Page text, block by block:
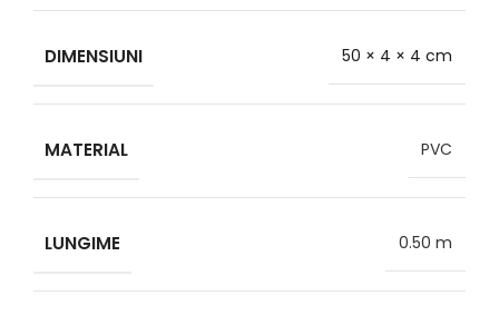
DIMENSIUNI 50 × 4 × 4 cm
MATERIAL PVC
LUNGIME 0.50 m